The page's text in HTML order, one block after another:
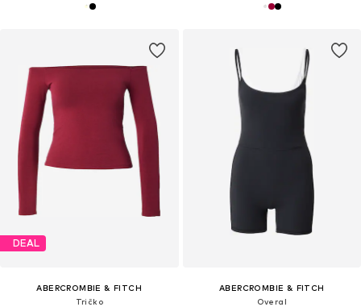
DEAL
ABERCROMBIE & FITCH
Tričko
ABERCROMBIE & FITCH
Overal